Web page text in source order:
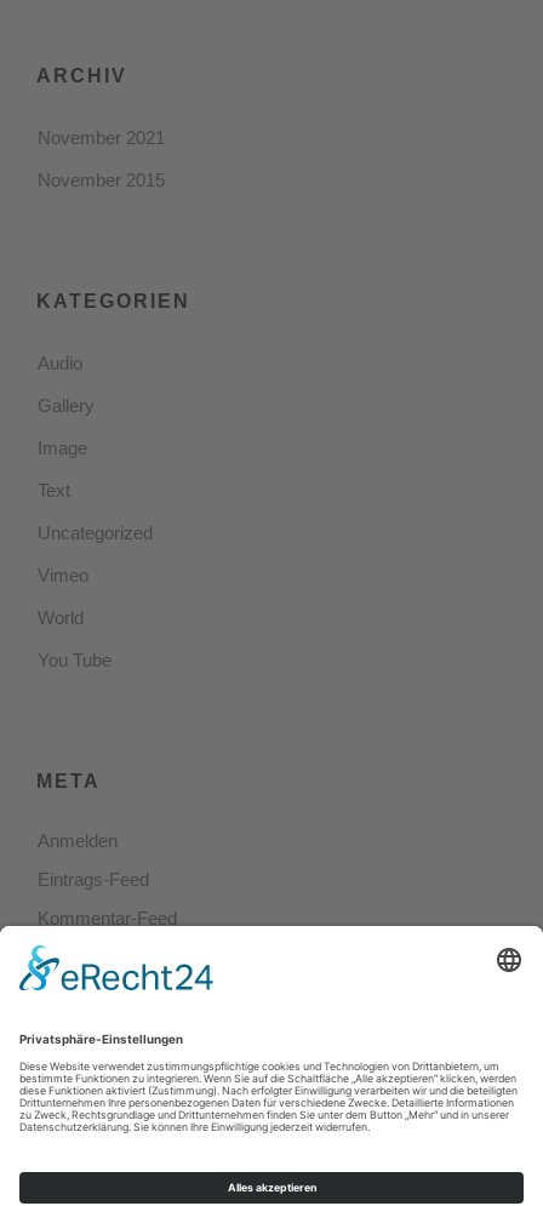
ARCHIV
November 2021
November 2015
KATEGORIEN
Audio
Gallery
Image
Text
Uncategorized
Vimeo
World
You Tube
META
Anmelden
Eintrags-Feed
Kommentar-Feed
WordPress.org
Fotostudio Rainer Lentz © 2021
Rechtliches
Impressum -Datenschutz -AGB